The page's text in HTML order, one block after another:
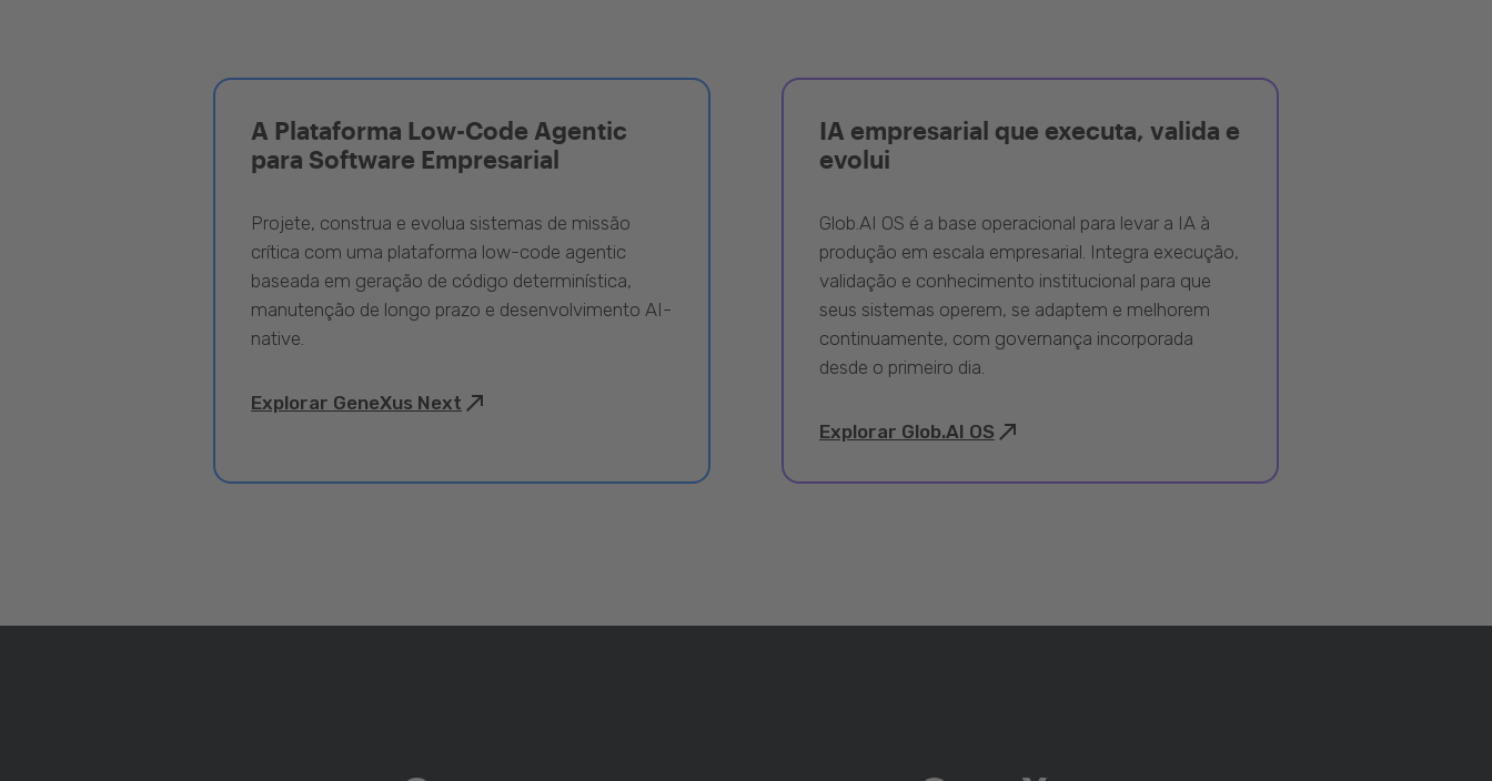
A Plataforma Low-Code Agentic
para Software Empresarial
Projete, construa e evolua sistemas de missão
crítica com uma plataforma low-code agentic
baseada em geração de código determinística,
manutenção de longo prazo e desenvolvimento AI-
native.
Explorar GeneXus Next
IA empresarial que executa, valida e
evolui
Glob.AI OS é a base operacional para levar a IA à
produção em escala empresarial. Integra execução,
validação e conhecimento institucional para que
seus sistemas operem, se adaptem e melhorem
continuamente, com governança incorporada
desde o primeiro dia.
Explorar Glob.AI OS